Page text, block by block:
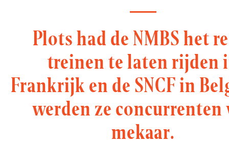
Plots had de NMBS het
treinen te laten rijden
Frankrijk en de SNCF in
werden ze concurrenten
mekaar.